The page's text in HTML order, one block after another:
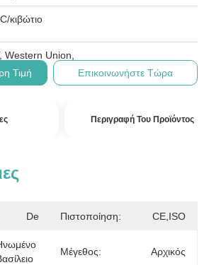
κιβώτιο
Western Union,
Τιμή
Επικοινωνήστε Τώρα
Περιγραφή Του Προϊόντος
De Πιστοποίηση: CE,ISO
Μέγεθος: Αρχικός